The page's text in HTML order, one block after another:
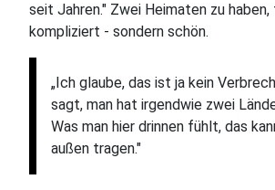
seit Jahren." Zwei Heimaten zu
kompliziert - sondern schön.
„Ich glaube, das ist ja kein
sagt, man hat irgendwie zwei
Was man hier drinnen fühlt, das
außen tragen."